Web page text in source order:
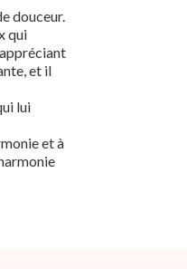
douceur.
qui
et il
lui
et à